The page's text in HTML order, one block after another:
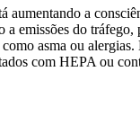
a
emissões do
asma ou
com HEPA ou